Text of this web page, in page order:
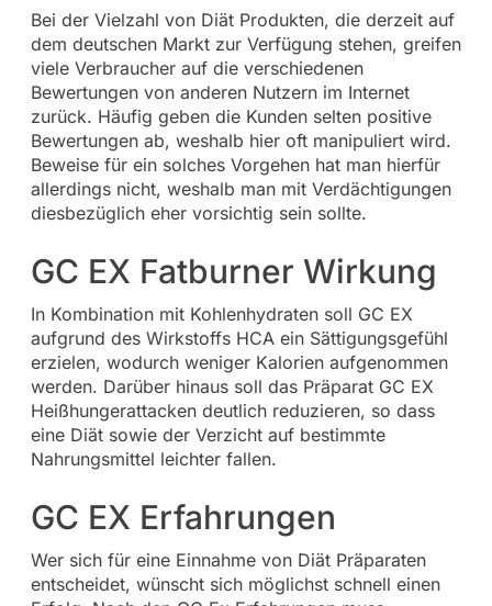
Bei der Vielzahl von Diät Produkten, die derzeit auf
dem deutschen Markt zur Verfügung stehen, greifen
viele Verbraucher auf die verschiedenen
Bewertungen von anderen Nutzern im Internet
zurück. Häufig geben die Kunden selten positive
Bewertungen ab, weshalb hier oft manipuliert wird.
Beweise für ein solches Vorgehen hat man hierfür
allerdings nicht, weshalb man mit Verdächtigungen
diesbezüglich eher vorsichtig sein sollte.
GC EX Fatburner Wirkung
In Kombination mit Kohlenhydraten soll GC EX
aufgrund des Wirkstoffs HCA ein Sättigungsgefühl
erzielen, wodurch weniger Kalorien aufgenommen
werden. Darüber hinaus soll das Präparat GC EX
Heißhungerattacken deutlich reduzieren, so dass
eine Diät sowie der Verzicht auf bestimmte
Nahrungsmittel leichter fallen.
GC EX Erfahrungen
Wer sich für eine Einnahme von Diät Präparaten
entscheidet, wünscht sich möglichst schnell einen